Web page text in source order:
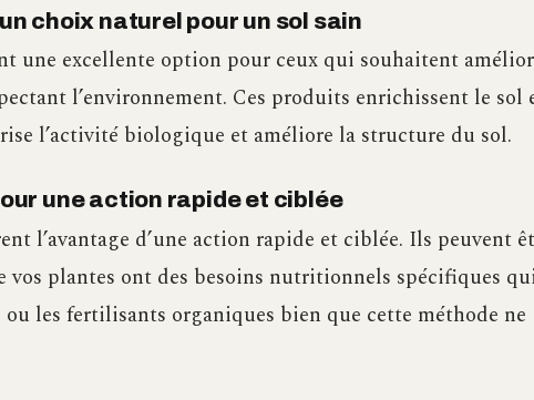
choix naturel pour un sol sain
une excellente option pour ceux qui souhaitent
l’environnement. Ces produits enrichissent le sol
l’activité biologique et améliore la structure du sol.
une action rapide et ciblée
l’avantage d’une action rapide et ciblée. Ils peuvent
plantes ont des besoins nutritionnels spécifiques
les fertilisants organiques bien que cette méthode ne